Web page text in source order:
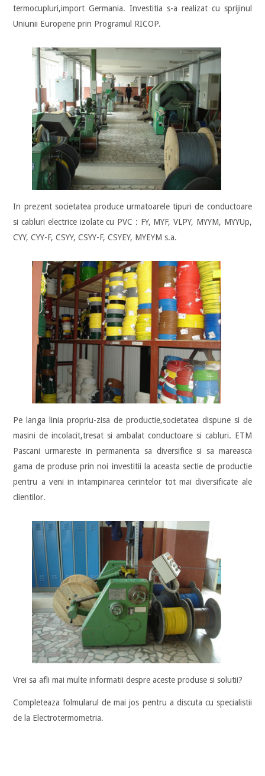
termocupluri,import Germania. Investitia s-a realizat cu sprijinul
Uniunii Europene prin Programul RICOP.
In prezent societatea produce urmatoarele tipuri de conductoare
si cabluri electrice izolate cu PVC : FY, MYF, VLPY, MYYM, MYYUp,
CYY, CYY-F, CSYY, CSYY-F, CSYEY, MYEYM s.a.
Pe langa linia propriu-zisa de productie,societatea dispune si de
masini de incolacit,tresat si ambalat conductoare si cabluri. ETM
Pascani urmareste in permanenta sa diversifice si sa mareasca
gama de produse prin noi investitii la aceasta sectie de productie
pentru a veni in intampinarea cerintelor tot mai diversificate ale
clientilor.
Vrei sa afli mai multe informatii despre aceste produse si solutii?
Completeaza folmularul de mai jos pentru a discuta cu specialistii
de la Electrotermometria.